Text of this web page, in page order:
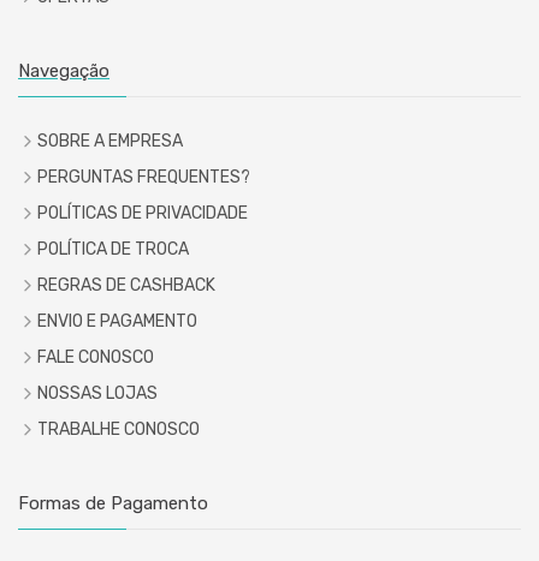
Navegação
SOBRE A EMPRESA
PERGUNTAS FREQUENTES?
POLÍTICAS DE PRIVACIDADE
POLÍTICA DE TROCA
REGRAS DE CASHBACK
ENVIO E PAGAMENTO
FALE CONOSCO
NOSSAS LOJAS
TRABALHE CONOSCO
Formas de Pagamento